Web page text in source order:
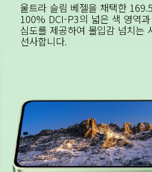
울트라 슬림 베젤을 채택한
100% DCI-P3의 넓은 색 영역
심도를 제공하여 몰입감 넘치는
선사합니다.